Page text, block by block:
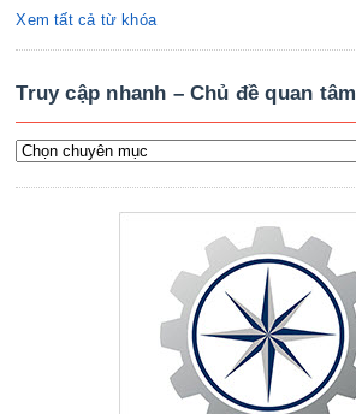
Xem tất cả từ khóa
Truy cập nhanh – Chủ đề quan tâm